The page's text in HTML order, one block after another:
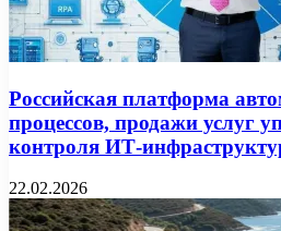
Российская платформа
процессов, продажи услуг
контроля ИТ-
22.02.2026